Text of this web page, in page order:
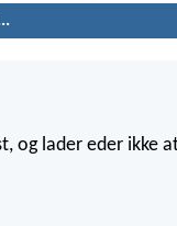
og lader eder ikke